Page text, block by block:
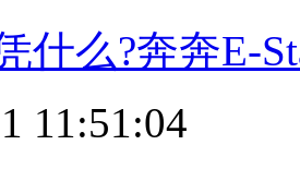
什么?奔奔E-
11:51:04